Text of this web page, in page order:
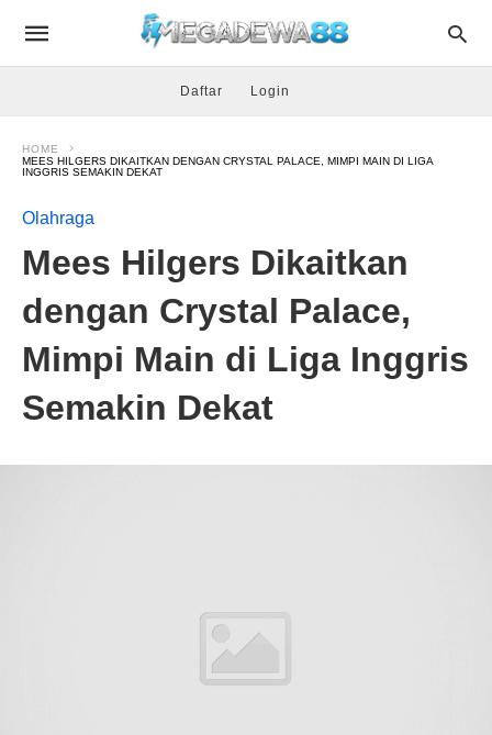
Daftar Login
HOME
MEES HILGERS DIKAITKAN DENGAN CRYSTAL PALACE, MIMPI MAIN DI LIGA
INGGRIS SEMAKIN DEKAT
Olahraga
Mees Hilgers Dikaitkan
dengan Crystal Palace,
Mimpi Main di Liga Inggris
Semakin Dekat